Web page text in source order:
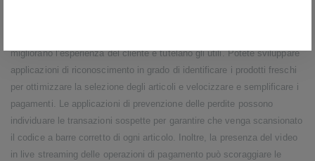
migliorano l’esperienza del cliente e tutelano gli utili. Potete sviluppare
applicazioni di riconoscimento in grado di identificare i prodotti freschi
per ottimizzare la selezione degli articoli e velocizzare e semplificare i
pagamenti. Le applicazioni di prevenzione delle perdite possono
individuare le transazioni sospette per garantire che venga scansionato
il codice a barre corretto di ogni articolo. Inoltre, la presenza del video
in live streaming delle operazioni di pagamento può scoraggiare le